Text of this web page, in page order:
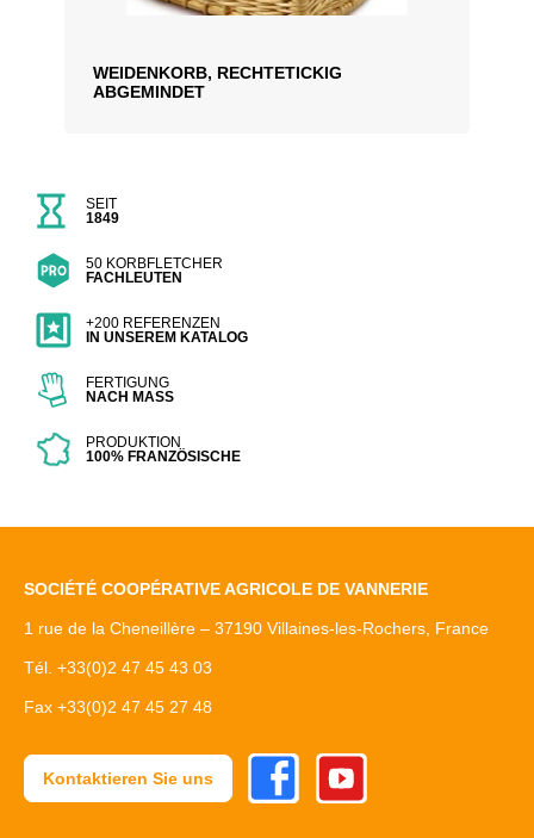
WEIDENKORB, RECHTETICKIG
ABGEMINDET
SEIT
1849
50 KORBFLETCHER
FACHLEUTEN
+200 REFERENZEN
IN UNSEREM KATALOG
FERTIGUNG
NACH MASS
PRODUKTION
100% FRANZÖSISCHE
SOCIÉTÉ COOPÉRATIVE AGRICOLE DE VANNERIE
1 rue de la Cheneillère – 37190 Villaines-les-Rochers, France
Tél. +33(0)2 47 45 43 03
Fax +33(0)2 47 45 27 48
Kontaktieren Sie uns
FacebookYoutube